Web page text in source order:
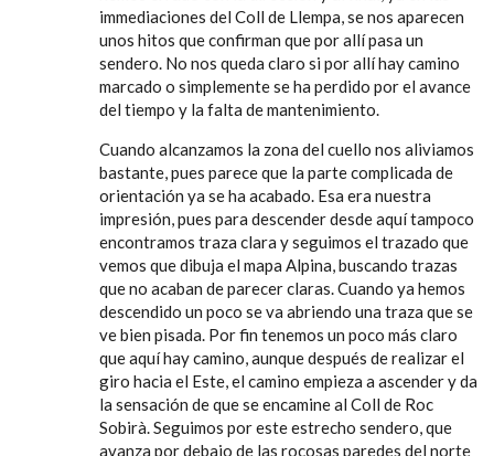
immediaciones del Coll de Llempa, se nos aparecen
unos hitos que confirman que por allí pasa un
sendero. No nos queda claro si por allí hay camino
marcado o simplemente se ha perdido por el avance
del tiempo y la falta de mantenimiento.
Cuando alcanzamos la zona del cuello nos aliviamos
bastante, pues parece que la parte complicada de
orientación ya se ha acabado. Esa era nuestra
impresión, pues para descender desde aquí tampoco
encontramos traza clara y seguimos el trazado que
vemos que dibuja el mapa Alpina, buscando trazas
que no acaban de parecer claras. Cuando ya hemos
descendido un poco se va abriendo una traza que se
ve bien pisada. Por fin tenemos un poco más claro
que aquí hay camino, aunque después de realizar el
giro hacia el Este, el camino empieza a ascender y da
la sensación de que se encamine al Coll de Roc
Sobirà. Seguimos por este estrecho sendero, que
avanza por debajo de las rocosas paredes del norte